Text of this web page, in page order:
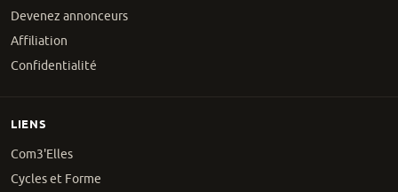
Devenez annonceurs
Affiliation
Confidentialité
LIENS
Com3'Elles
Cycles et Forme